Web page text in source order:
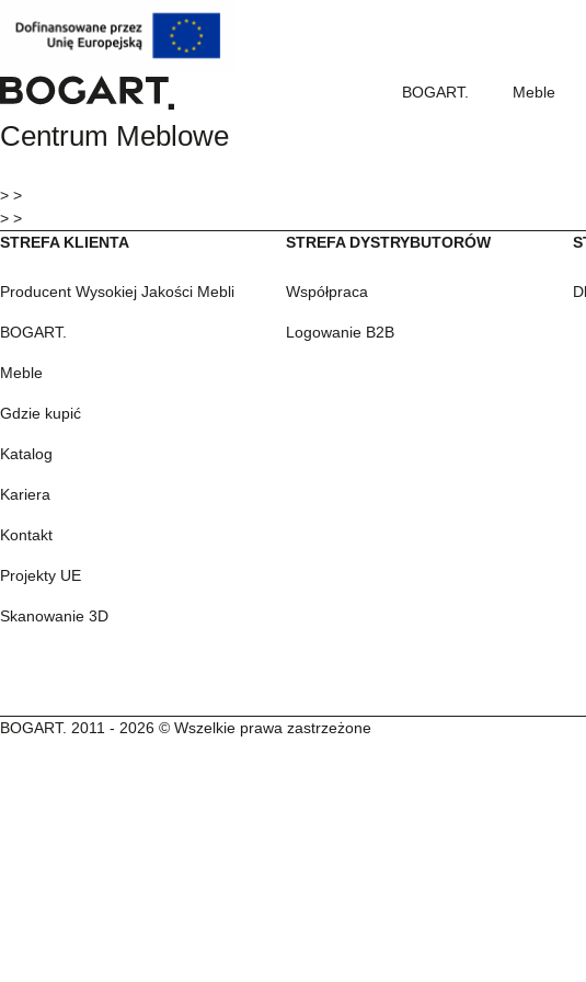
-
główna
BOGART. Meble
Centrum Meblowe
> >
> >
STREFA KLIENTA
Producent Wysokiej Jakości Mebli
BOGART.
Meble
Gdzie kupić
Katalog
Kariera
Kontakt
Projekty UE
Skanowanie 3D
STREFA DYSTRYBUTORÓW
Współpraca
Logowanie B2B
BOGART. 2011 - 2026 © Wszelkie prawa zastrzeżone